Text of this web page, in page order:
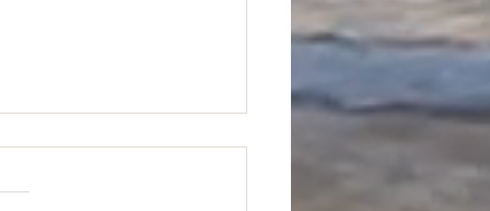
et la grâce
le début de l’année mon